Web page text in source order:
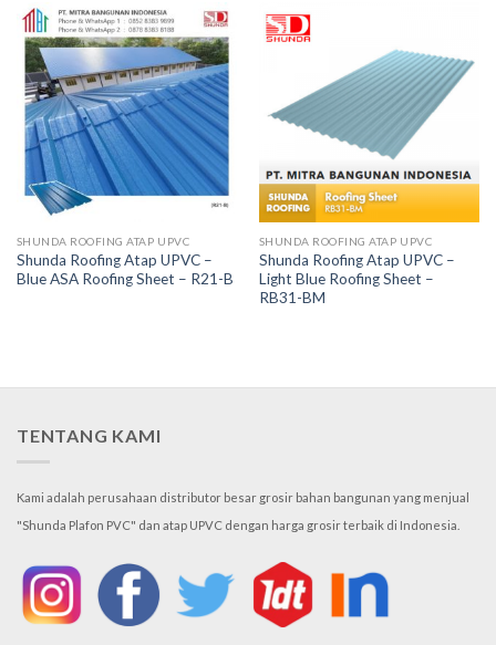
SHUNDA ROOFING ATAP UPVC
Shunda Roofing Atap UPVC –
Blue ASA Roofing Sheet – R21-B
SHUNDA ROOFING ATAP UPVC
Shunda Roofing Atap UPVC –
Light Blue Roofing Sheet –
RB31-BM
TENTANG KAMI
Kami adalah perusahaan distributor besar grosir bahan bangunan yang menjual
"Shunda Plafon PVC" dan atap UPVC dengan harga grosir terbaik di Indonesia.